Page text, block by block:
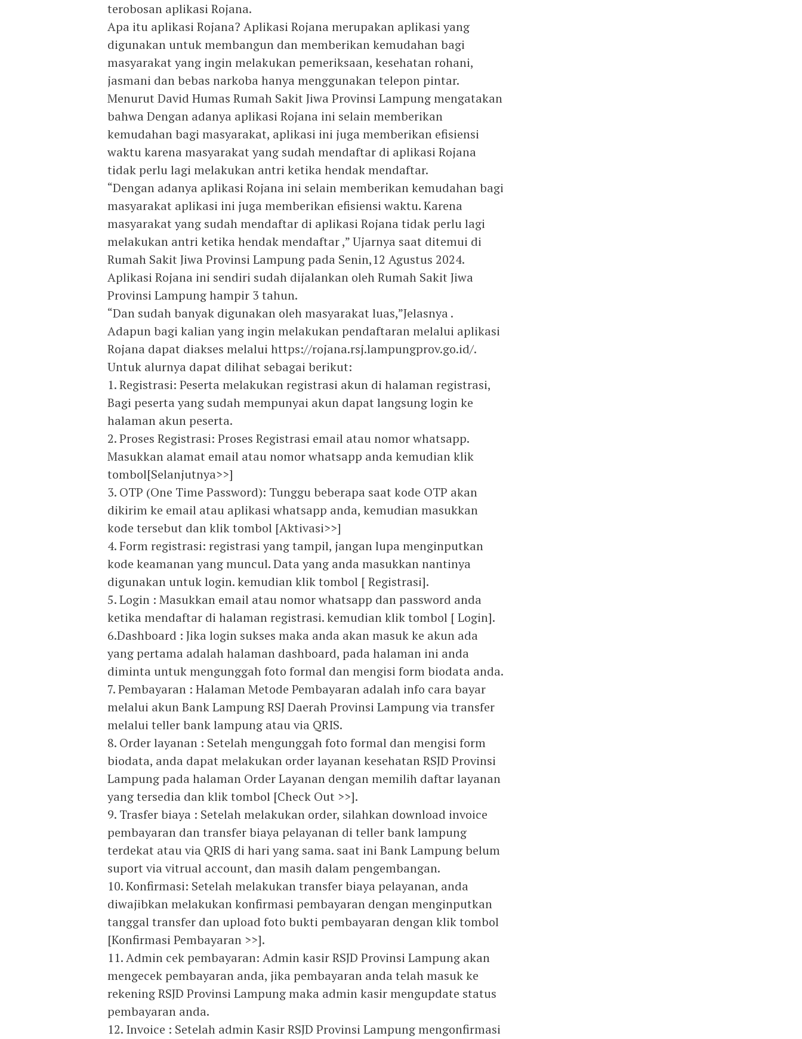
terobosan aplikasi Rojana.
Apa itu aplikasi Rojana? Aplikasi Rojana merupakan aplikasi yang
digunakan untuk membangun dan memberikan kemudahan bagi
masyarakat yang ingin melakukan pemeriksaan, kesehatan rohani,
jasmani dan bebas narkoba hanya menggunakan telepon pintar.
Menurut David Humas Rumah Sakit Jiwa Provinsi Lampung mengatakan
bahwa Dengan adanya aplikasi Rojana ini selain memberikan
kemudahan bagi masyarakat, aplikasi ini juga memberikan efisiensi
waktu karena masyarakat yang sudah mendaftar di aplikasi Rojana
tidak perlu lagi melakukan antri ketika hendak mendaftar.
“Dengan adanya aplikasi Rojana ini selain memberikan kemudahan bagi
masyarakat aplikasi ini juga memberikan efisiensi waktu. Karena
masyarakat yang sudah mendaftar di aplikasi Rojana tidak perlu lagi
melakukan antri ketika hendak mendaftar ,” Ujarnya saat ditemui di
Rumah Sakit Jiwa Provinsi Lampung pada Senin,12 Agustus 2024.
Aplikasi Rojana ini sendiri sudah dijalankan oleh Rumah Sakit Jiwa
Provinsi Lampung hampir 3 tahun.
“Dan sudah banyak digunakan oleh masyarakat luas,”Jelasnya .
Adapun bagi kalian yang ingin melakukan pendaftaran melalui aplikasi
Rojana dapat diakses melalui https://rojana.rsj.lampungprov.go.id/.
Untuk alurnya dapat dilihat sebagai berikut:
1. Registrasi: Peserta melakukan registrasi akun di halaman registrasi,
Bagi peserta yang sudah mempunyai akun dapat langsung login ke
halaman akun peserta.
2. Proses Registrasi: Proses Registrasi email atau nomor whatsapp.
Masukkan alamat email atau nomor whatsapp anda kemudian klik
tombol[Selanjutnya>>]
3. OTP (One Time Password): Tunggu beberapa saat kode OTP akan
dikirim ke email atau aplikasi whatsapp anda, kemudian masukkan
kode tersebut dan klik tombol [Aktivasi>>]
4. Form registrasi: registrasi yang tampil, jangan lupa menginputkan
kode keamanan yang muncul. Data yang anda masukkan nantinya
digunakan untuk login. kemudian klik tombol [ Registrasi].
5. Login : Masukkan email atau nomor whatsapp dan password anda
ketika mendaftar di halaman registrasi. kemudian klik tombol [ Login].
6.Dashboard : Jika login sukses maka anda akan masuk ke akun ada
yang pertama adalah halaman dashboard, pada halaman ini anda
diminta untuk mengunggah foto formal dan mengisi form biodata anda.
7. Pembayaran : Halaman Metode Pembayaran adalah info cara bayar
melalui akun Bank Lampung RSJ Daerah Provinsi Lampung via transfer
melalui teller bank lampung atau via QRIS.
8. Order layanan : Setelah mengunggah foto formal dan mengisi form
biodata, anda dapat melakukan order layanan kesehatan RSJD Provinsi
Lampung pada halaman Order Layanan dengan memilih daftar layanan
yang tersedia dan klik tombol [Check Out >>].
9. Trasfer biaya : Setelah melakukan order, silahkan download invoice
pembayaran dan transfer biaya pelayanan di teller bank lampung
terdekat atau via QRIS di hari yang sama. saat ini Bank Lampung belum
suport via vitrual account, dan masih dalam pengembangan.
10. Konfirmasi: Setelah melakukan transfer biaya pelayanan, anda
diwajibkan melakukan konfirmasi pembayaran dengan menginputkan
tanggal transfer dan upload foto bukti pembayaran dengan klik tombol
[Konfirmasi Pembayaran >>].
11. Admin cek pembayaran: Admin kasir RSJD Provinsi Lampung akan
mengecek pembayaran anda, jika pembayaran anda telah masuk ke
rekening RSJD Provinsi Lampung maka admin kasir mengupdate status
pembayaran anda.
12. Invoice : Setelah admin Kasir RSJD Provinsi Lampung mengonfirmasi